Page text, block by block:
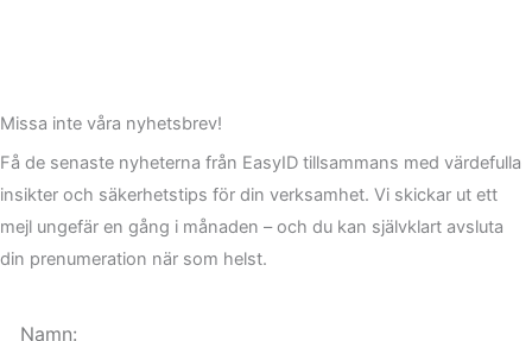
Missa inte våra nyhetsbrev!
Få de senaste nyheterna från EasyID tillsammans med värdefulla
insikter och säkerhetstips för din verksamhet. Vi skickar ut ett
mejl ungefär en gång i månaden – och du kan självklart avsluta
din prenumeration när som helst.